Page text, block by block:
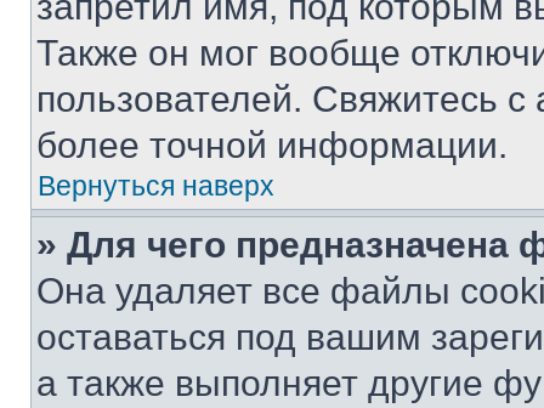
Также он мог вообще
пользователей. Свяжитесь
более точной информации.
Вернуться наверх
» Для чего предназначена
Она удаляет все файлы
оставаться под вашим
а также выполняет другие